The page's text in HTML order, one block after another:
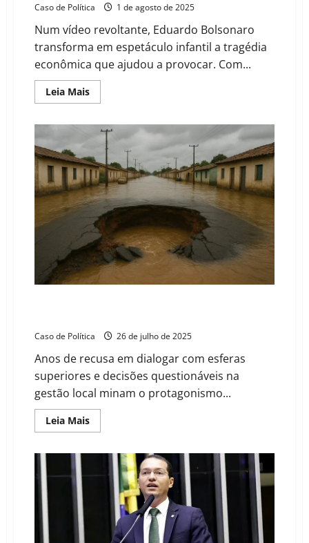
Caso de Política 1 de agosto de 2025
Num vídeo revoltante, Eduardo Bolsonaro
transforma em espetáculo infantil a tragédia
econômica que ajudou a provocar. Com...
Leia MaisRead
more
Bolsonaro:
deputado
que
celebra
a
desgraça
nacional
com
chocolate
americano
Caso de Política 26 de julho de 2025
Anos de recusa em dialogar com esferas
superiores e decisões questionáveis na
gestão local minam o protagonismo...
Leia MaisRead
more
encruzilhada:
Como
“Capital
Oeste”
perde
espaço